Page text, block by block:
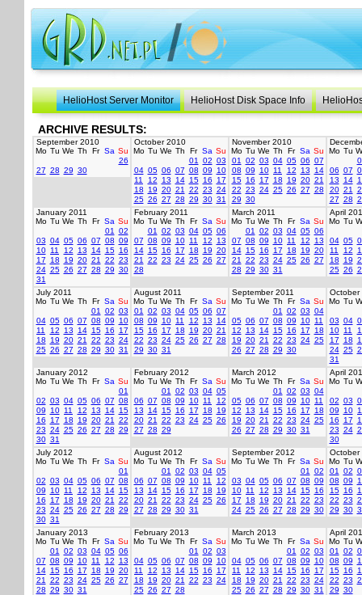
HelioHost Server Monitor HelioHost Disk Space Info
ARCHIVE RESULTS:
September 2010
Mo Tu We Th Fr Sa Su
26
27 28 29 30
October 2010
Mo Tu We Th Fr Sa Su
01
02 03
04 05 06 07 08 09
10
11
12 13 14 15 16
17
18
19 20 21 22 23 24
25 26 27 28 29 30 31
November 2010
Mo Tu We Th Fr Sa Su
01
02 03 04 05 06 07
08 09 10 11 12 13
14
15 16 17 18 19 20 21
22 23 24 25 26 27 28
29 30
Mo Tu
06 07
13
14
20 21
27 28
January 2011
Mo Tu We Th Fr Sa Su
01
02
03 04 05 06 07 08 09
10 11 12 13 14 15 16
17
18 19 20 21 22 23
24 25 26 27 28 29 30
31
February 2011
Mo Tu We Th Fr Sa Su
01
02 03 04 05 06
07 08 09 10 11 12
13
14 15 16 17 18 19 20
21
22 23 24 25 26 27
28
March 2011
Mo Tu We Th Fr Sa Su
01
02 03 04 05 06
07 08 09 10 11 12
13
14 15 16 17 18 19 20
21
22 23 24 25 26 27
28 29 30 31
April
Mo Tu
04 05
11
12
18
19
25 26
July 2011
Mo Tu We Th Fr Sa Su
01
02 03
04 05 06 07 08 09
10
11
12 13 14 15 16
17
18
19 20 21 22 23 24
25 26 27 28 29 30 31
August 2011
Mo Tu We Th Fr Sa Su
01
02 03 04 05 06 07
08 09 10 11 12 13
14
15 16 17 18 19 20 21
22 23 24 25 26 27 28
29 30 31
September 2011
Mo Tu We Th Fr Sa Su
01
02 03 04
05 06 07 08 09 10 11
12
13 14 15 16 17
18
19 20 21 22 23 24 25
26 27 28 29 30
October
Mo Tu
03 04
10 11
17
18
24 25
31
January 2012
Mo Tu We Th Fr Sa Su
01
02 03 04 05 06 07 08
09
10 11 12 13 14 15
16
17 18 19 20 21
22
23 24 25 26 27 28 29
30 31
February 2012
Mo Tu We Th Fr Sa Su
01
02 03 04 05
06 07 08 09 10 11
12
13
14 15 16 17 18
19
20 21 22 23 24 25 26
27 28 29
March 2012
Mo Tu We Th Fr Sa Su
01
02 03 04
05 06 07 08 09 10 11
12
13 14 15 16 17
18
19 20 21 22 23 24 25
26 27 28 29 30 31
April
Mo Tu
02 03
09
10
16
17
23 24
30
July 2012
Mo Tu We Th Fr Sa Su
01
02 03 04 05 06 07 08
09
10 11 12 13 14 15
16
17 18 19 20 21
22
23 24 25 26 27 28 29
30 31
August 2012
Mo Tu We Th Fr Sa Su
01
02 03 04 05
06 07 08 09 10 11
12
13
14 15 16 17 18
19
20 21 22 23 24 25 26
27 28 29 30 31
September 2012
Mo Tu We Th Fr Sa Su
01
02
03 04 05 06 07 08 09
10 11 12 13 14 15 16
17
18 19 20 21 22 23
24 25 26 27 28 29 30
October
Mo Tu
01
02
08 09
15 16
22 23
29 30
January 2013
Mo Tu We Th Fr Sa Su
01
02 03 04 05 06
07 08 09 10 11 12
13
14 15 16 17 18 19 20
21
22 23 24 25 26 27
28 29 30 31
February 2013
Mo Tu We Th Fr Sa Su
01
02 03
04 05 06 07 08 09
10
11
12 13 14 15 16
17
18
19 20 21 22 23 24
25 26 27 28
March 2013
Mo Tu We Th Fr Sa Su
01
02 03
04 05 06 07 08 09
10
11
12 13 14 15 16
17
18
19 20 21 22 23 24
25 26 27 28 29 30 31
April
Mo Tu
01
02
08 09
15 16
22 23
29 30